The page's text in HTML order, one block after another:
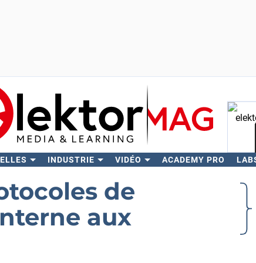
INDUSTRIE VIDÉO ACADEMY PRO
de
aux